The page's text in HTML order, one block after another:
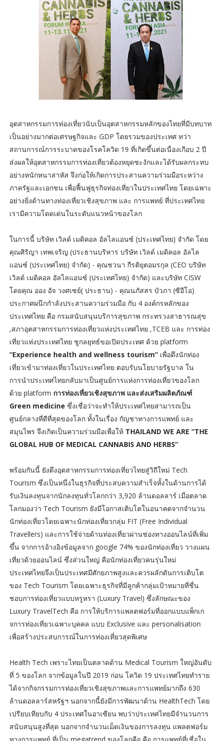
อุตสาหกรรมการท่องเที่ยวนับเป็นอุตสาหกรรมหลักของไทยที่มีบทบาท
เป็นอย่างมากต่อเศรษฐกิจและ GDP โดยรวมของประเทศ ทว่า
สถานการณ์การระบาดของโรคโควิด 19 ที่เกิดขึ้นต่อเนื่องเกือบ 2 ปี
ส่งผลให้อุตสาหกรรมการท่องเที่ยวต้องหยุดชะงักและได้รับผลกระทบ
อย่างหนักหนาสาหัส จึงก่อให้เกิดการประสานความร่วมมือระหว่าง
ภาครัฐและเอกชน เพื่อฟื้นฟูธุรกิจท่องเที่ยวในประเทศไทย โดยเฉพาะ
อย่างยิ่งด้านทางท่องเที่ยวเชิงสุขภาพ และ การแพทย์ ที่ประเทศไทย
เรามีความโดดเด่นในระดับแนวหน้าของโลก
ในการนี้ บริษัท เวิลด์ เมดิคอล อัลไลแอนซ์ (ประเทศไทย) จำกัด โดย
คุณศิริญา เทพเจริญ (ประธานบริหาร บริษัท เวิลด์ เมดิคอล อัลไล
แอนซ์ (ประเทศไทย) จำกัด) - คุณชวนา กีรติยุตอมรกุล (CEO บริษัท
เวิลด์ เมดิคอล อัลไลแอนซ์ (ประเทศไทย) จำกัด) และบริษัท CISW
โดยคุณ ออง อัจ วงศเซย์( ประธาน) - คุณนภัสสร บัวภา (ซีอีโอ)
ประกาศผนึกกำลังประสานความร่วมมือ กับ 4 องค์กรหลักของ
ประเทศไทย คือ กรมสนับสนุนบริการสุขภาพ กระทรวงสาธารณสุข
,สภาอุตสาหกรรมการท่องเที่ยวแห่งประเทศไทย ,TCEB และ การท่อง
เที่ยวแห่งประเทศไทย ชูกลยุทธ์ขอเปิดประเทศ ด้วย platform
“Experience health and wellness tourism” เพื่อดึงนักท่อง
เที่ยวเข้ามาท่องเที่ยวในประเทศไทย ตอบรับนโยบายรัฐบาล ใน
การนำประเทศไทยกลับมาเป็นศูนย์การแห่งการท่องเที่ยวของโลก
ด้วย platform การท่องเที่ยวเชิงสุขภาพ และส่งเสริมผลิตภัณฑ์
Green medicine ซึ่งเชื่อว่าจะทำให้ประเทศไทยสามารถเป็น
ศูนย์กลางที่ดีที่สุดของโลก ทั้งในเรื่อง กัญชาทางการแพทย์ และ
สมุนไพร จึงเกิดเป็นความร่วมมือเพื่อให้ THAILAND WE ARE “THE
GLOBAL HUB OF MEDICAL CANNABIS AND HERBS”
พร้อมกันนี้ ยังดึงอุตสาหกรรมการท่องเที่ยวไทยสู่วิถีใหม่ Tech
Tourism ซึ่งเป็นหนึ่งในธุรกิจที่ประสบความสำเร็จทั้งในด้านการได้
รับเงินลงทุนจากนักลงทุนทั่วโลกกว่า 3,920 ล้านดอลลาร์ เมื่อตลาด
โลกมองว่า Tech Tourism ยังมีโอกาสเติบโตในอนาคตจากจำนวน
นักท่องเที่ยวโดยเฉพาะนักท่องเที่ยวกลุ่ม FIT (Free Individual
Travellers) และการใช้จ่ายด้านท่องเที่ยวผ่านช่องทางออนไลน์ที่เพิ่ม
ขึ้น จากการอ้างอิงข้อมูลจาก google 74% ของนักท่องเที่ยว วางแผน
เที่ยวด้วยออนไลน์ ซึ่งส่วนใหญ่ คือนักท่องเที่ยวคนรุ่นใหม่
ประเทศไทยจึงเป็นประเทศมีศักยภาพสูงและควรผลักดันการเติบโต
ของ Tech Tourism โดยเฉพาะธุรกิจที่มีลูกค้ากลุ่มเป้าหมายที่ชื่น
ชอบการท่องเที่ยวแบบหรูหรา (Luxury Travel) ซึ่งลักษณะของ
Luxury TravelTech คือ การให้บริการแพลตฟอร์มที่ออกแบบแพ็กเก
จการท่องเที่ยวเฉพาะบุคคล แบบ Exclusive และ personalisation
เพื่อสร้างประสบการณ์ในการท่องเที่ยวสุดพิเศษ
Health Tech เพราะไทยเป็นตลาดด้าน Medical Tourism ใหญ่อันดับ
ที่ 5 ของโลก จากข้อมูลในปี 2019 ก่อน โควิด 19 ประเทศไทยทำราย
ได้จากกิจกรรมการท่องเที่ยวเชิงสุขภาพและการแพทย์มากถึง 630
ล้านดอลลาร์สหรัฐฯ นอกจากนี้ยังมีการพัฒนาด้าน HealthTech โดย
เปรียบเทียบกับ 4 ประเทศในอาเซียน พบว่าประเทศไทยมีจำนวนการ
สนับสนุนสูงที่สุด นอกจากจำนวนเม็ดเงินของการลงทุน แพลตฟอร์ม
ทางการแพทย์ ที่เป็น megatrend ของโลกคือ คือ การแพทย์ที่เชื่อใน